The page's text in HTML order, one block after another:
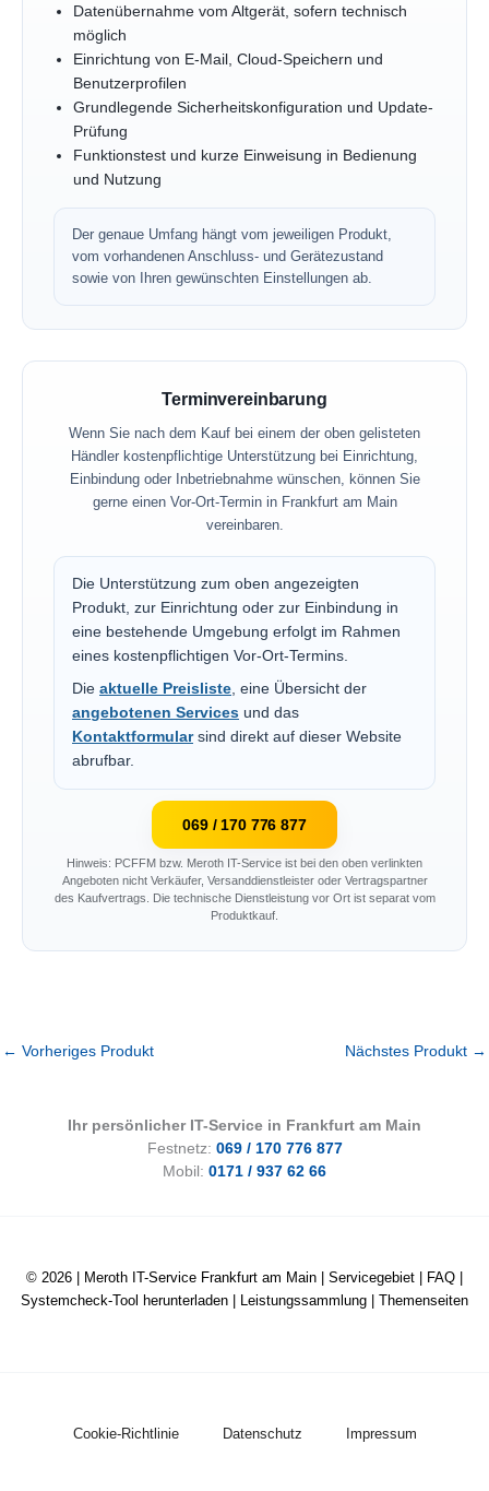
Datenübernahme vom Altgerät, sofern technisch
möglich
Einrichtung von E-Mail, Cloud-Speichern und
Benutzerprofilen
Grundlegende Sicherheitskonfiguration und Update-
Prüfung
Funktionstest und kurze Einweisung in Bedienung
und Nutzung
Der genaue Umfang hängt vom jeweiligen Produkt,
vom vorhandenen Anschluss- und Gerätezustand
sowie von Ihren gewünschten Einstellungen ab.
Terminvereinbarung
Wenn Sie nach dem Kauf bei einem der oben gelisteten
Händler kostenpflichtige Unterstützung bei Einrichtung,
Einbindung oder Inbetriebnahme wünschen, können Sie
gerne einen Vor-Ort-Termin in Frankfurt am Main
vereinbaren.
Die Unterstützung zum oben angezeigten
Produkt, zur Einrichtung oder zur Einbindung in
eine bestehende Umgebung erfolgt im Rahmen
eines kostenpflichtigen Vor-Ort-Termins.
Die aktuelle Preisliste, eine Übersicht der
angebotenen Services und das
Kontaktformularsind direkt auf dieser Website
abrufbar.
069 / 170 776 877
Hinweis: PCFFM bzw. Meroth IT-Service ist bei den oben verlinkten
Angeboten nicht Verkäufer, Versanddienstleister oder Vertragspartner
des Kaufvertrags. Die technische Dienstleistung vor Ort ist separat vom
Produktkauf.
← Vorheriges Produkt Nächstes Produkt →
Ihr persönlicher IT-Service in Frankfurt am Main
Festnetz: 069 / 170 776 877
Mobil: 0171 / 937 62 66
© 2026 | Meroth IT-Service Frankfurt am Main Servicegebiet FAQ
Systemcheck-Tool herunterladen
Leistungssammlung Themenseiten
Cookie-Richtlinie Datenschutz Impressum